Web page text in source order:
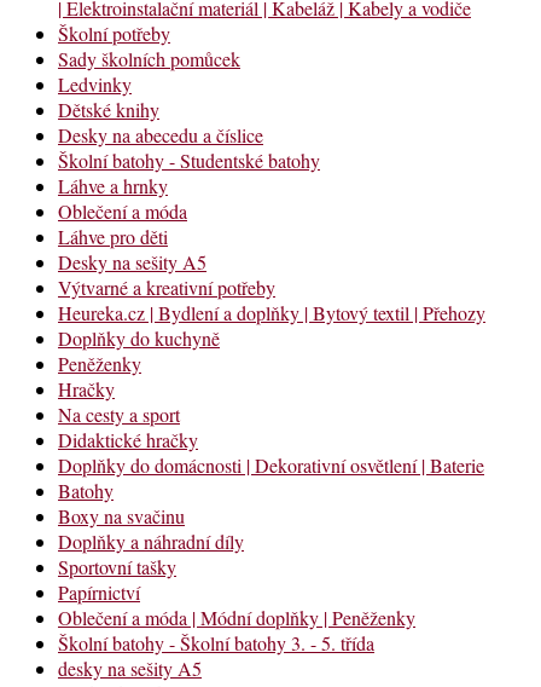
| Elektroinstalační materiál | Kabeláž | Kabely a vodiče
Školní potřeby
Sady školních pomůcek
Ledvinky
Dětské knihy
Desky na abecedu a číslice
Školní batohy - Studentské batohy
Láhve a hrnky
Oblečení a móda
Láhve pro děti
Desky na sešity A5
Výtvarné a kreativní potřeby
Heureka.cz | Bydlení a doplňky | Bytový textil | Přehozy
Doplňky do kuchyně
Peněženky
Hračky
Na cesty a sport
Didaktické hračky
Doplňky do domácnosti | Dekorativní osvětlení | Baterie
Batohy
Boxy na svačinu
Doplňky a náhradní díly
Sportovní tašky
Papírnictví
Oblečení a móda | Módní doplňky | Peněženky
Školní batohy - Školní batohy 3. - 5. třída
desky na sešity A5